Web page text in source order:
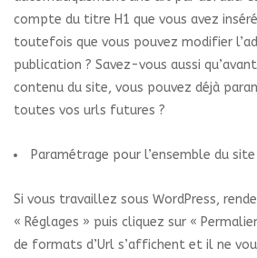
compte du titre H1 que vous avez
toutefois que vous pouvez modifier
publication ? Savez-vous aussi
contenu du site, vous pouvez déjà
toutes vos urls futures ?
Paramétrage pour l’ensemble du site
Si vous travaillez sous WordPress,
« Réglages » puis cliquez sur «
de formats d’Url s’affichent et il ne